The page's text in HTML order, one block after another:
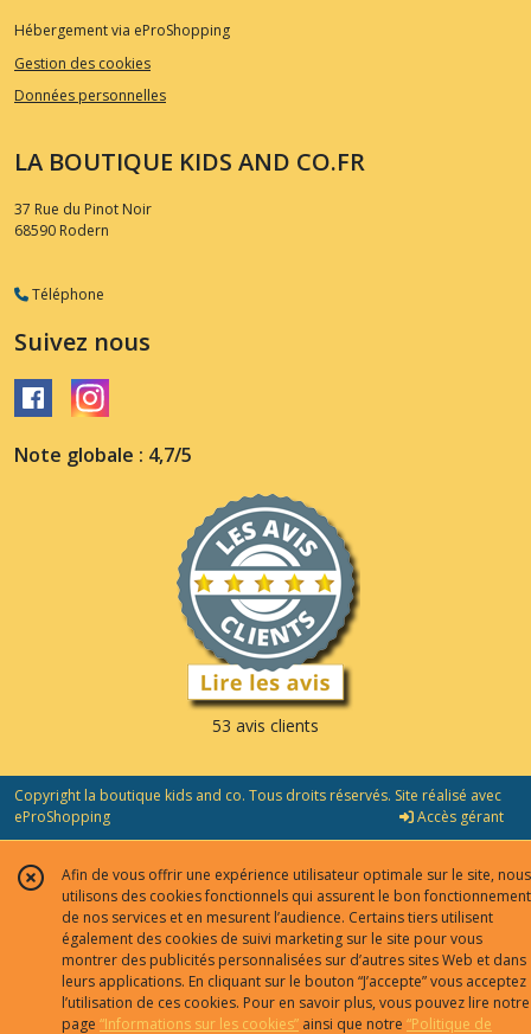
Hébergement via eProShopping
Gestion des cookies
Données personnelles
LA BOUTIQUE KIDS AND CO.FR
37 Rue du Pinot Noir
68590 Rodern
Téléphone
Suivez nous
Note globale : 4,7/5
53 avis clients
Copyright la boutique kids and co. Tous droits réservés. Site réalisé avec
eProShopping
Accès gérant
Afin de vous offrir une expérience utilisateur optimale sur le site, nous
utilisons des cookies fonctionnels qui assurent le bon fonctionnement
de nos services et en mesurent l’audience. Certains tiers utilisent
également des cookies de suivi marketing sur le site pour vous
montrer des publicités personnalisées sur d’autres sites Web et dans
leurs applications. En cliquant sur le bouton “J’accepte” vous acceptez
l’utilisation de ces cookies. Pour en savoir plus, vous pouvez lire notre
page “Informations sur les cookies” ainsi que notre “Politique de